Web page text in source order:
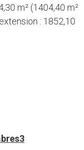
m² (1404,40 m²
: 1852,10